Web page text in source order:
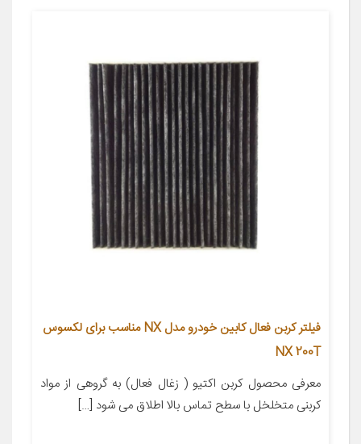
فیلتر کربن فعال کابین خودرو مدل NX مناسب برای لکسوس
NX 200T
معرفی محصول کربن اکتیو ( زغال فعال) به گروهی از مواد
کربنی متخلخل با سطح تماس بالا اطلاق می شود […]